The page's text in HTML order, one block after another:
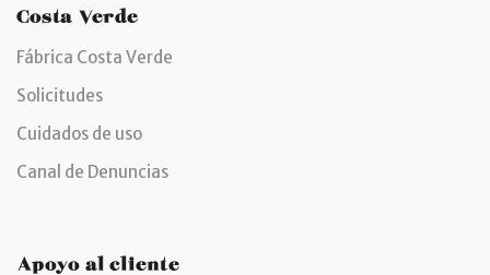
Costa Verde
Fábrica Costa Verde
Solicitudes
Cuidados de uso
Canal de Denuncias
Apoyo al cliente